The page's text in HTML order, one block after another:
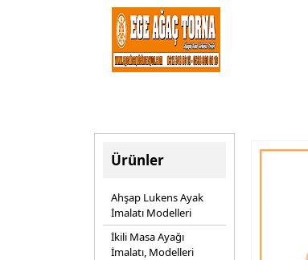
Ürünler
Ahşap Lukens Ayak
İmalatı Modelleri
İkili Masa Ayağı
İmalatı, Modelleri